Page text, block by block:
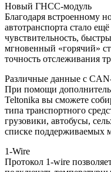
Новый ГНСС-модуль
Благодаря встроенному
автотранспорта стало
чувствительность,
мгновенный «горячий»
точность отслеживания
Различные данные с
При помощи
Teltonika вы сможете
типа транспортного
грузовики, автобусы,
списке поддерживаемых
1-Wire
Протокол 1-wire